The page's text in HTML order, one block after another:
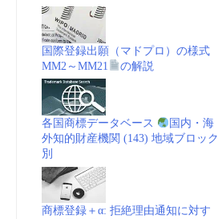
国際登録出願（マドプロ）の様式
MM2～MM21
の解説
各国商標データベース
国内・海
外知的財産機関 (143) 地域ブロック
別
商標登録＋α: 拒絶理由通知に対す